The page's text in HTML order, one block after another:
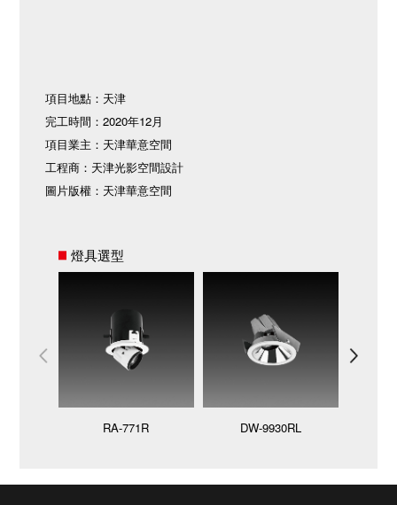
項目地點：天津
完工時間：2020年12月
項目業主：天津華意空間
工程商：天津光影空間設計
圖片版權：天津華意空間
燈具選型
RA-771R DW-9930RL